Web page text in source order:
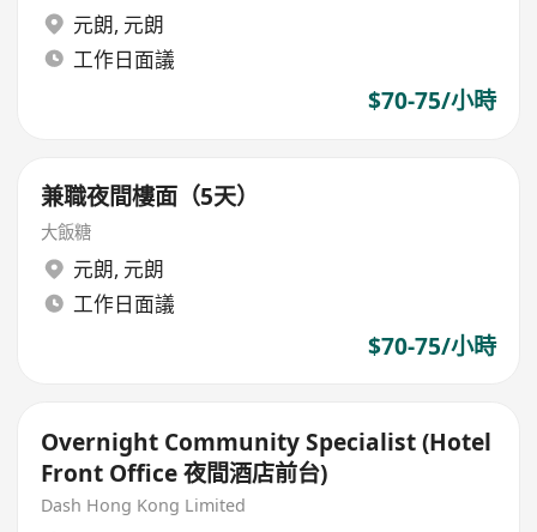
元朗, 元朗
工作日面議
$70-75/小時
兼職夜間樓面（5天）
大飯糖
元朗, 元朗
工作日面議
$70-75/小時
Overnight Community Specialist (Hotel
Front Office 夜間酒店前台)
Dash Hong Kong Limited